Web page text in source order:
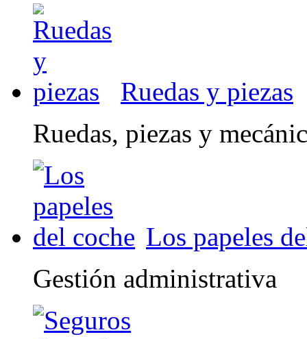
Ruedas y piezas
Ruedas, piezas y
Los papeles
Gestión administrativa